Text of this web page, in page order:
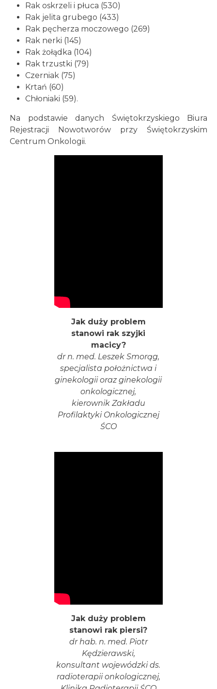
Rak oskrzeli i płuca (530)
Rak jelita grubego (433)
Rak pęcherza moczowego (269)
Rak nerki (145)
Rak żołądka (104)
Rak trzustki (79)
Czerniak (75)
Krtań (60)
Chłoniaki (59).
Na podstawie danych Świętokrzyskiego Biura
Rejestracji Nowotworów przy Świętokrzyskim
Centrum Onkologii.
Jak duży problem
stanowi rak szyjki
macicy?
dr n. med. Leszek Smorąg,
specjalista położnictwa i
ginekologii oraz ginekologii
onkologicznej,
kierownik Zakładu
Profilaktyki Onkologicznej
ŚCO
Jak duży problem
stanowi rak piersi?
dr hab. n. med. Piotr
Kędzierawski,
konsultant wojewódzki ds.
radioterapii onkologicznej,